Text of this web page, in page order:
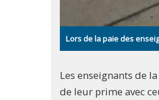
Lors de la paie des
Les enseignants de
de leur prime avec